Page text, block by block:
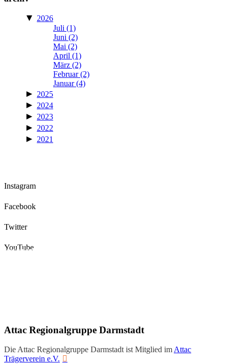
▼ 2026
Juli (1)
Juni (2)
Mai (2)
April (1)
März (2)
Februar(2)
Januar(4)
► 2025
► 2024
► 2023
► 2022
► 2021
Instagram
Facebook
Twitter
YouTube
Instagram
Attac Regionalgruppe Darmstadt
Die Attac Regionalgruppe Darmstadt ist Mitglied imAttac
Trägerverein e.V.